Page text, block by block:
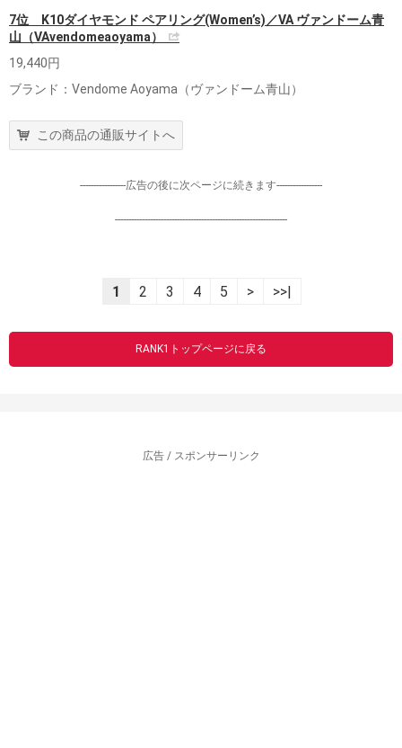
7位 K10ダイヤモンド ペアリング(Women’s)／VA ヴァンドーム青
山（VAvendomeaoyama）
19,440円
ブランド：Vendome Aoyama（ヴァンドーム青山）
この商品の通販サイトへ
-----------------広告の後に次ページに続きます-----------------
----------------------------------------------------------------
1 2 3 4 5 > >>|
RANK1トップページに戻る
広告 / スポンサーリンク